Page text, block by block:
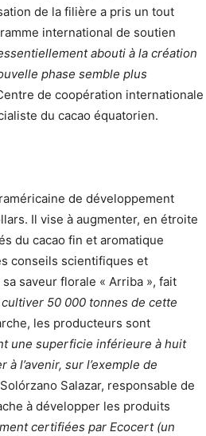
de la filière a pris un tout
international de soutien
abouti à la création
phase semble plus
de coopération internationale
du cacao équatorien.
de développement
Il vise à augmenter, en étroite
du cacao fin et aromatique
conseils scientifiques et
saveur florale « Arriba », fait
cultiver 50 000 tonnes de cette
les producteurs sont
une superficie inférieure à huit
l’avenir, sur l’exemple de
Salazar, responsable de
à développer les produits
certifiées par Ecocert (un